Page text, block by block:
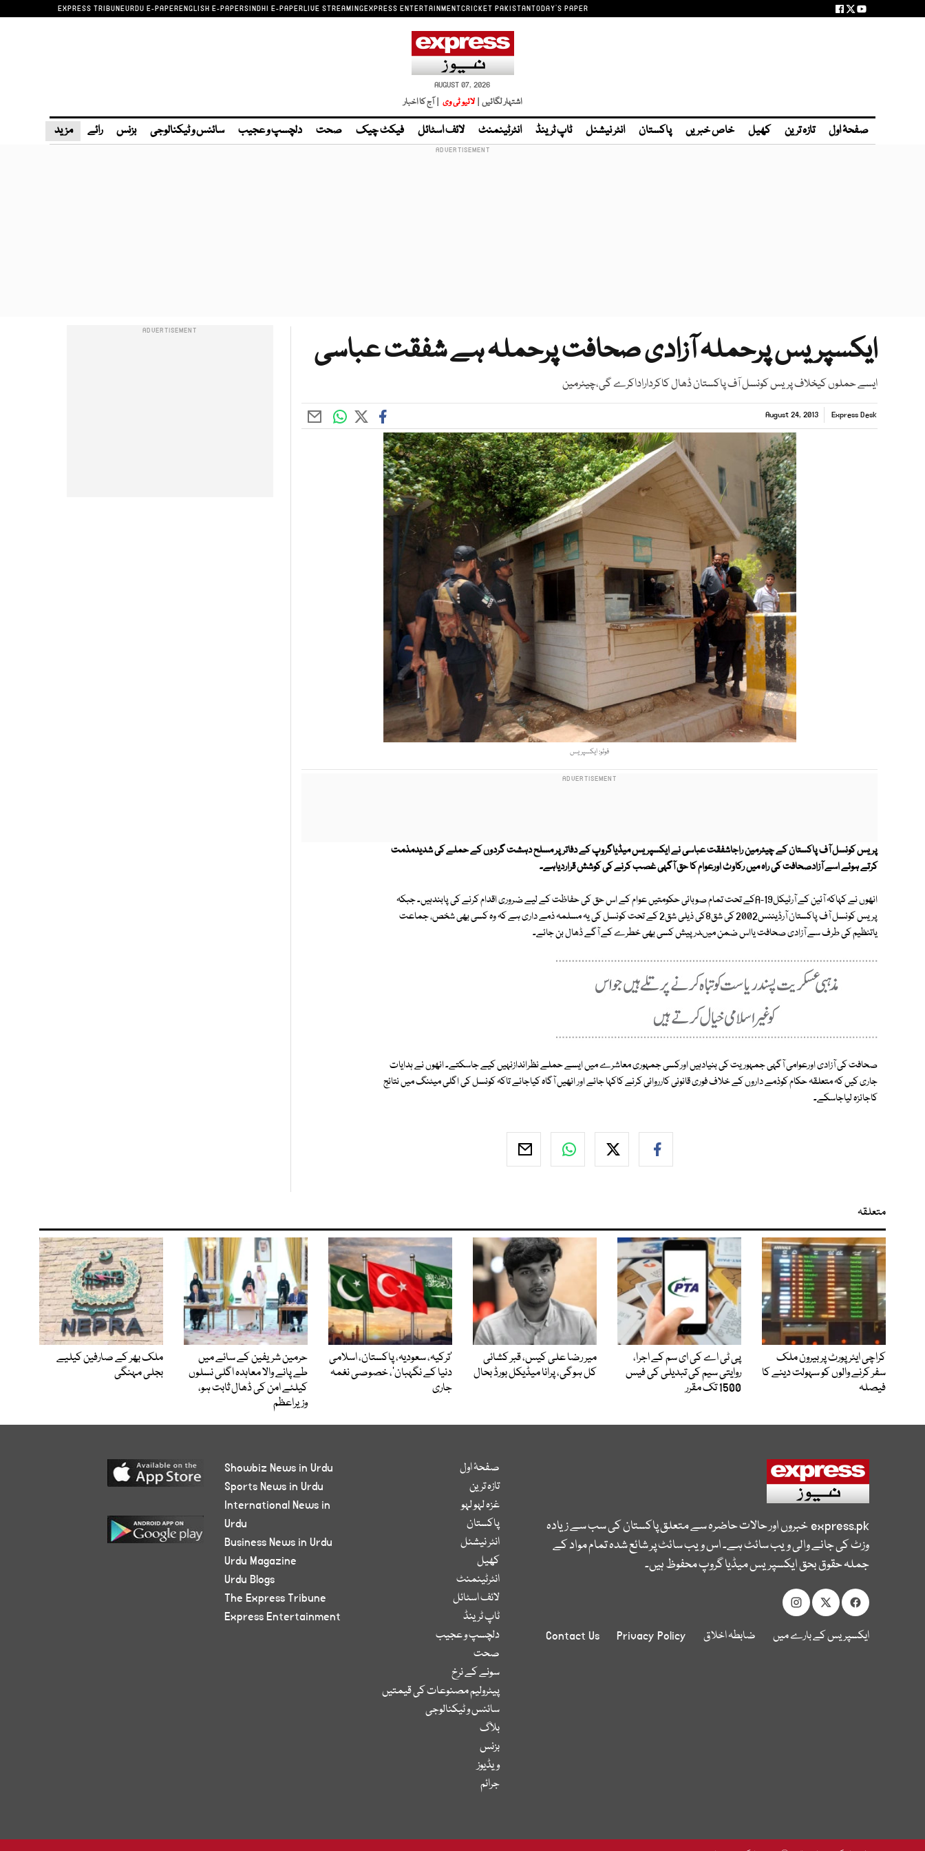
EXPRESS TRIBUNEURDU E-PAPERENGLISH E-PAPERSINDHI E-PAPERLIVE STREAMINGEXPRESS ENTERTAINMENTCRICKET PAKISTANTODAY'S PAPER
AUGUST 07, 2026
اشتہار لگائیں | لائیو ٹی وی | آج کا اخبار
صفحۂ اول تازہ ترین کھیل خاص خبریں پاکستان انٹر نیشنل ٹاپ ٹرینڈ انٹرٹینمنٹ لائف اسٹائل فیکٹ چیک صحت دلچسپ و عجیب سائنس و ٹیکنالوجی بزنس رائے مزید
ایکسپریس پرحملہ آزادی صحافت پرحملہ ہے شفقت عباسی
ایسے حملوں کیخلاف پریس کونسل آف پاکستان ڈھال کاکرداراداکرے گی،چیئرمین
Express Desk
August 24, 2013
فوٹو: ایکسپریس
پریس کونسل آف پاکستان کے چیئرمین راجاشفقت عباسی نے ایکسپریس میڈیاگروپ کے دفاترپر مسلح دہشت گردوں کے حملے کی شدیدمذمت
کرتے ہوئے اسے آزادصحافت کی راہ میں رکاوٹ اورعوام کا حق آگہی غصب کرنے کی کوشش قراردیاہے۔
انھوں نے کہاکہ آئین کے آرٹیکل19-Aکے تحت تمام صوبائی حکومتیں عوام کے اس حق کی حفاظت کے لیے ضروری اقدام کرنے کی پابندہیں۔ جبکہ
پریس کونسل آف پاکستان آرڈیننس2002 کی شق8کی ذیلی شق2 کے تحت کونسل کی یہ مسلمہ ذمے داری ہے کہ وہ کسی بھی شخص، جماعت
یاتنظیم کی طرف سے آزادی صحافت یااس ضمن میںدرپیش کسی بھی خطرے کے آگے ڈھال بن جائے۔
صحافت کی آزادی اورعوامی آگہی جمہوریت کی بنیادہیں اورکسی جمہوری معاشرے میں ایسے حملے نظراندازنہیں کیے جاسکتے۔ انھوں نے ہدایات
جاری کیں کہ متعلقہ حکام کوذمے داروں کے خلاف فوری قانونی کارروائی کرنے کاکہا جائے اور انھیں آگاہ کیاجائے تاکہ کونسل کی اگلی میٹنگ میں نتائج
کاجائزہ لیاجاسکے۔
متعلقہ
کراچی ایئرپورٹ پر بیرون ملک
سفر کرنے والوں کو سہولت دینے کا
فیصلہ
پی ٹی اے کی ای سم کے اجرا،
روایتی سیم کی تبدیلی کی فیس
1500 تک مقرر
میر رضا علی کیس، قبر کشائی
کل ہوگی، پرانا میڈیکل بورڈ بحال
‘ترکیہ، سعودیہ، پاکستان، اسلامی
دنیا کے نگہبان’، خصوصی نغمہ
جاری
حرمین شریفین کے سائے میں
طے پانے والا معاہدہ اگلی نسلوں
کیلئے امن کی ڈھال ثابت ہو،
وزیراعظم
ملک بھر کے صارفین کیلیے
بجلی مہنگی
express.pkخبروں اور حالات حاضرہ سے متعلق پاکستان کی سب سے زیادہ
وزٹ کی جانے والی ویب سائٹ ہے۔ اس ویب سائٹ پر شائع شدہ تمام مواد کے
جملہ حقوق بحق ایکسپریس میڈیا گروپ محفوظ ہیں۔
ایکسپریس کے بارے میں ضابطہ اخلاق Privacy Policy
Contact Us
صفحۂ اول
تازہ ترین
غزہ لہو لہو
پاکستان
انٹر نیشنل
کھیل
انٹرٹینمنٹ
لائف اسٹائل
ٹاپ ٹرینڈ
دلچسپ و عجیب
صحت
سونے کے نرخ
پیٹرولیم مصنوعات کی قیمتیں
سائنس و ٹیکنالوجی
بلاگ
بزنس
ویڈیوز
جرائم
Showbiz News in Urdu
Sports News in Urdu
International News in
Urdu
Business News in Urdu
Urdu Magazine
Urdu Blogs
The Express Tribune
Express Entertainment